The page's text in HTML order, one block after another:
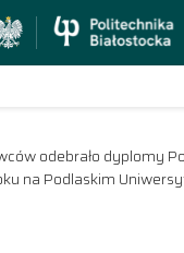
odebrało dyplomy
na Podlaskim